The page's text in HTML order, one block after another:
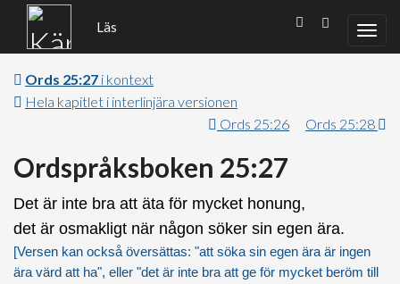
Läs
Ords 25:27 i kontext
Hela kapitlet i interlinjära versionen
Ords 25:26
Ords 25:28
Ordspråksboken 25:27
Det är inte bra att äta för mycket honung,
det är osmakligt när någon söker sin egen ära.
[Versen kan också översättas: "att söka sin egen ära är ingen
ära värd att ha", eller "det är inte bra att ge för mycket beröm till